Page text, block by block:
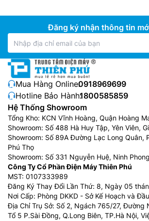
Đăng ký nhận thông tin
Mua Hàng Online:0918969699
Hotline Bảo Hành:1800585859
Hệ Thống Showroom
Tổng Kho: KCN Vĩnh Hoàng, Quận Hoàng
Showroom: Số 488 Hà Huy Tập, Yên Viên,
Showroom: Số 89A Đường Lạc Long Quân,
Phú Thọ
Showroom: Số 331 Nguyễn Huệ, Ninh
Công Ty Cổ Phần Điện Máy Thiên Phú
MST: 0107333989
Đăng Ký Thay Đổi Lần Thứ: 8, Ngày 05
Nơi Cấp: Phòng DKKD - Sở Kế Hoạch và
Địa Chỉ Trụ Sở: Số 2, Ngách 765/27, Đường
Tổ 5 P.Sài Đồng, Q.Long Biên, TP.Hà Nội,